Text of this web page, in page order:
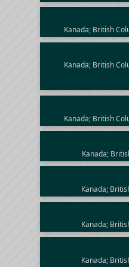
Kanada; British
Kanada; British
Kanada; British
Kanada;
Kanada;
Kanada;
Kanada;